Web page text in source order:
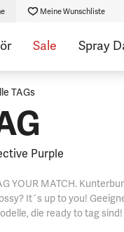
Meine Wunschliste
Sale Spray
TAGs
Purple
YOUR MATCH.
It´s up to you!
die ready to tag sind!